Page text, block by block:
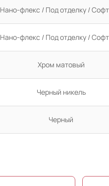
Нано-флекс / Под отделку /
Нано-флекс / Под отделку /
Хром матовый
Черный никель
Черный